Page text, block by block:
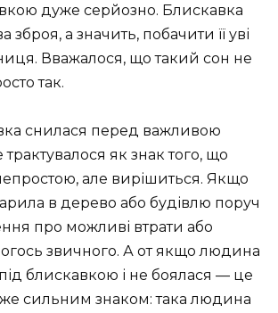
дуже серйозно. Блискавка
а значить, побачити її уві
Вважалося, що такий сон не
так.
снилася перед важливою
як знак того, що
але вирішиться. Якщо
в дерево або будівлю поруч
про можливі втрати або
звичного. А от якщо людина
під блискавкою і не боялася — це
сильним знаком: така людина